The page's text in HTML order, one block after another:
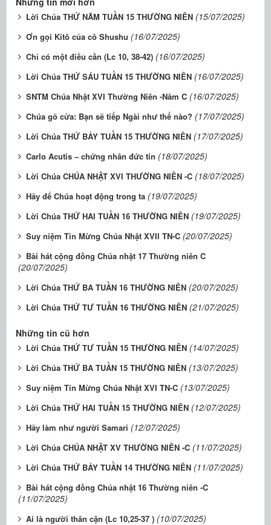
Lời Chúa THỨ NĂM TUẦN 15 THƯỜNG NIÊN (15/07/2025)
Ơn gọi Kitô của cô Shushu (16/07/2025)
Chỉ có một điều cần (Lc 10, 38-42) (16/07/2025)
Lời Chúa THỨ SÁU TUẦN 15 THƯỜNG NIÊN (16/07/2025)
SNTM Chúa Nhật XVI Thường Niên -Năm C (16/07/2025)
Chúa gõ cửa: Bạn sẽ tiếp Ngài như thế nào? (17/07/2025)
Lời Chúa THỨ BẢY TUẦN 15 THƯỜNG NIÊN (17/07/2025)
Carlo Acutis – chứng nhân đức tin (18/07/2025)
Lời Chúa CHÚA NHẬT XVI THƯỜNG NIÊN -C (18/07/2025)
Hãy để Chúa hoạt động trong ta (19/07/2025)
Lời Chúa THỨ HAI TUẦN 16 THƯỜNG NIÊN (19/07/2025)
Suy niệm Tin Mừng Chúa Nhật XVII TN-C (20/07/2025)
Bài hát cộng đồng Chúa nhật 17 Thường niên C
(20/07/2025)
Lời Chúa THỨ BA TUẦN 16 THƯỜNG NIÊN (20/07/2025)
Lời Chúa THỨ TƯ TUẦN 16 THƯỜNG NIÊN (21/07/2025)
Những tin cũ hơn
Lời Chúa THỨ TƯ TUẦN 15 THƯỜNG NIÊN (14/07/2025)
Lời Chúa THỨ BA TUẦN 15 THƯỜNG NIÊN (13/07/2025)
Suy niệm Tin Mừng Chúa Nhật XVI TN-C (13/07/2025)
Lời Chúa THỨ HAI TUẦN 15 THƯỜNG NIÊN (12/07/2025)
Hãy làm như người Samari (12/07/2025)
Lời Chúa CHÚA NHẬT XV THƯỜNG NIÊN -C (11/07/2025)
Lời Chúa THỨ BẢY TUẦN 14 THƯỜNG NIÊN (11/07/2025)
Bài hát cộng đồng Chúa nhật 16 Thường niên -C
(11/07/2025)
Ai là người thân cận (Lc 10,25-37 ) (10/07/2025)